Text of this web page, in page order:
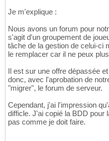
Je m'explique :
Nous avons un forum pour
s'agit d'un groupement de
tâche de la gestion de celui-ci
le remplacer car il ne peux
Il est sur une offre dépassée
donc, avec l'aprobation de
"migrer", le forum de serveur.
Cependant, j'ai l'impression
difficle. J'ai copié la BDD pour
pas comme je doit faire.